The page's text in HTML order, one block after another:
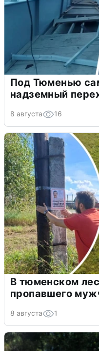
Под Тюменью
надземный
8 августа 16
В тюменском
пропавшего
8 августа 1